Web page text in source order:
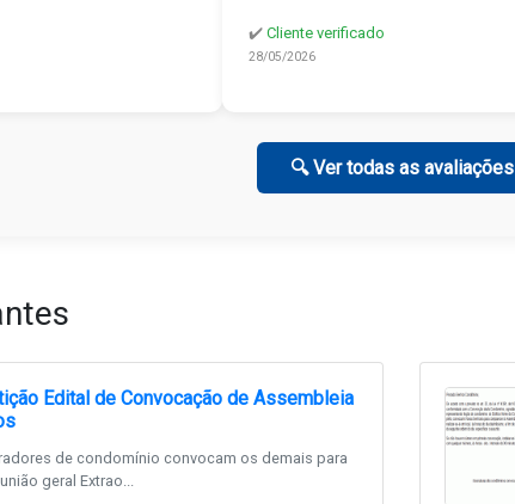
✔️ Cliente verificado
28/05/2026
🔍 Ver todas as avaliações
Edital de Convocação de Assembleia
de condomínio convocam os demais para
geral Extrao...